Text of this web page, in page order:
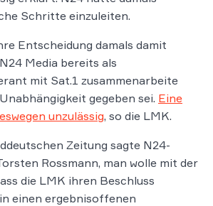
Schritte einzuleiten.
Entscheidung damals damit
Media bereits als
mit Sat.1 zusammenarbeite
gegeben sei. Eine
unzulässig, so die LMK.
Zeitung sagte N24-
Rossmann, man wolle mit der
die LMK ihren Beschluss
einen ergebnisoffenen